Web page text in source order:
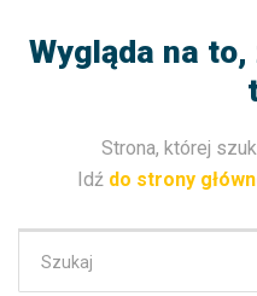
Wygląda na to,
Strona, której
Idź do strony